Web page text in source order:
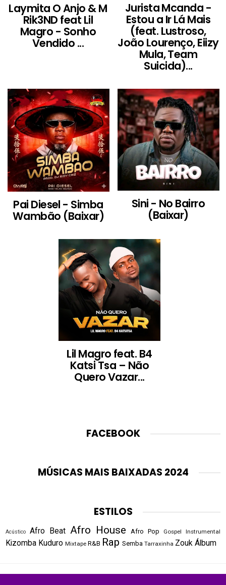
Laymita O Anjo & M
Rik3ND feat Lil
Magro - Sonho
Vendido ...
Jurista Mcanda -
Estou a Ir Lá Mais
(feat. Lustroso,
João Lourenço, Eiizy
Mula, Team
Suicida)...
Pai Diesel - Simba
Wambão (Baixar)
Sini - No Bairro
(Baixar)
Lil Magro feat. B4
Katsi Tsa – Não
Quero Vazar...
FACEBOOK
MÚSICAS MAIS BAIXADAS 2024
ESTILOS
Acústico Afro Beat Afro House Afro Pop Gospel Instrumental
Kizomba Kuduro Mixtape R&B Rap Semba Tarraxinha Zouk Álbum